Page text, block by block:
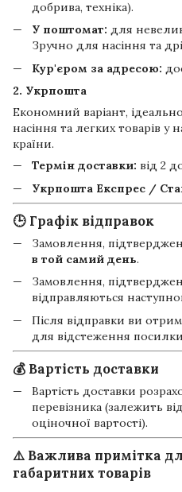
добрива, техніка).
У поштомат: для
Зручно для насіння та
Кур'єром за адресою:
2. Укрпошта
Економний варіант,
насіння та легких товарів у
країни.
Термін доставки: від 2
Укрпошта Експрес /
🕒 Графік відправок
Замовлення,
в той самий день.
Замовлення,
відправляються
Після відправки ви
для відстеження
💰 Вартість доставки
Вартість доставки
перевізника (залежить
оціночної вартості).
⚠️ Важлива примітка
габаритних товарів